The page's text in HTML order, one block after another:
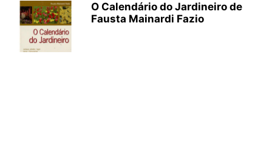
O Calendário do Jardineiro de
Fausta Mainardi Fazio